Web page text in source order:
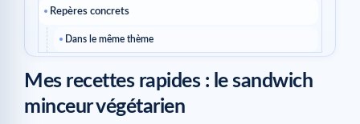
Repères concrets
Dans le même thème
Mes recettes rapides : le sandwich
minceur végétarien